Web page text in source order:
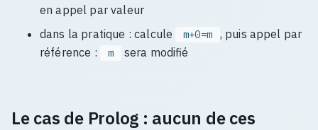
en appel par valeur
dans la pratique : calcule
m+0=m
, puis appel par
référence :
m sera modifié
Le cas de Prolog : aucun de ces